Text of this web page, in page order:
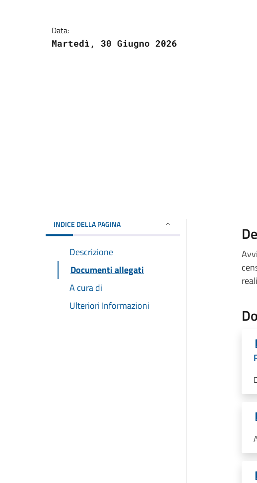
Data:
Martedì, 30 Giugno 2026
INDICE DELLA PAGINA
Descrizione
Documenti allegati
A cura di
Ulteriori Informazioni